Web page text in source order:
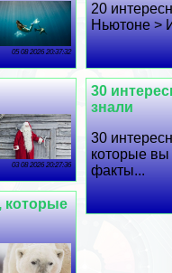
20
Ньютоне >
05 08 2026 20:37:32
30
знали
30
которые
факты...
03 08 2026 20:27:36
которые